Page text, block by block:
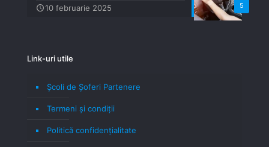
5
10 februarie 2025
Link-uri utile
Școli de Șoferi Partenere
Termeni şi condiţii
Politică confidenţialitate